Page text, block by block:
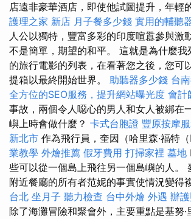
店遠非豪華酒店，即使他試圖提升，年輕
護理之家 新店 月子餐多少錢 實用的輔聽
人公以獨特，豐富多彩的印度喧囂參與激
不是簡單，期望的和平。 這就是為什麼我
的旅行電影的列表，在看著您之後，您可
提箱以最終開始世界。 助聽器多少錢 台
全方位的SEO服務，提升網站曝光度 會計
事故，兩個令人噁心的男人和女人被綁在
嶼上時會做什麼？ 卡式台胞證 豐原按摩
新北市 作為飛行員，奎因（哈里森·福特
業教學 外燴推薦 假牙費用 打掃家裡 墓地
些可以從一個島上飛往另一個島嶼的人。
附近餐廳的所有者范妮的事實使情況變得
台北 坐月子 聽力檢查 台中外燴 外遇 辦
除了海灘冒險和聚會外，主要重點是基努·